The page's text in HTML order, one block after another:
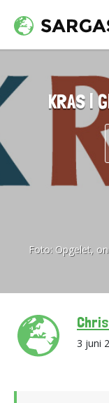
KRAS |
Foto: Opgelet,
3 juni